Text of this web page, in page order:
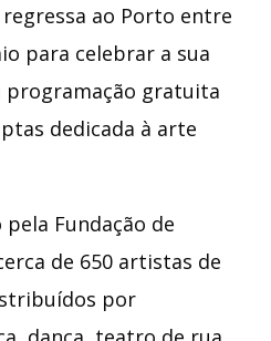
regressa ao Porto entre
para celebrar a sua
programação gratuita
dedicada à arte
Fundação de
de 650 artistas de
por